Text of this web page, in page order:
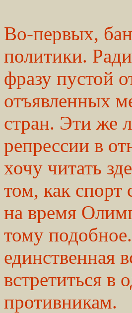
Во-первых,
политики.
фразу пустой
отъявленных
стран. Эти же
репрессии в
хочу читать
том, как спорт
на время
тому
единственная
встретиться в
противникам.